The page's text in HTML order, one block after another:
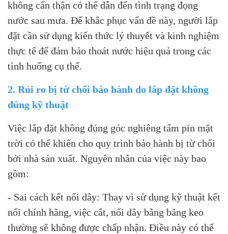
không cẩn thận có thể dẫn đến tình trạng đọng
nước sau mưa. Để khắc phục vấn đề này, người lắp
đặt cần sử dụng kiến thức lý thuyết và kinh nghiệm
thực tế để đảm bảo thoát nước hiệu quả trong các
tình huống cụ thể.
2. Rủi ro bị từ chối bảo hành do lắp đặt không
đúng kỹ thuật
Việc lắp đặt không đúng góc nghiêng tấm pin mặt
trời có thể khiến cho quy trình bảo hành bị từ chối
bởi nhà sản xuất. Nguyên nhân của việc này bao
gồm:
- Sai cách kết nối dây: Thay vì sử dụng kỹ thuật kết
nối chính hãng, việc cắt, nối dây bằng băng keo
thường sẽ không được chấp nhận. Điều này có thể